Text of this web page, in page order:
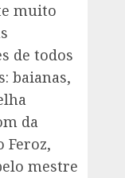
muito
de todos
baianas,
da
Feroz,
mestre